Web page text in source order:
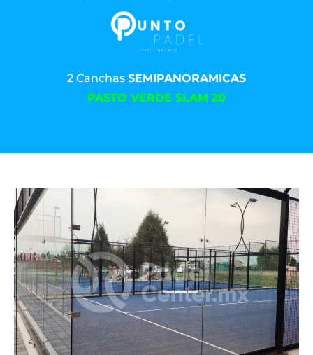
2 Canchas SEMIPANORAMICAS
PASTO VERDE SLAM 20